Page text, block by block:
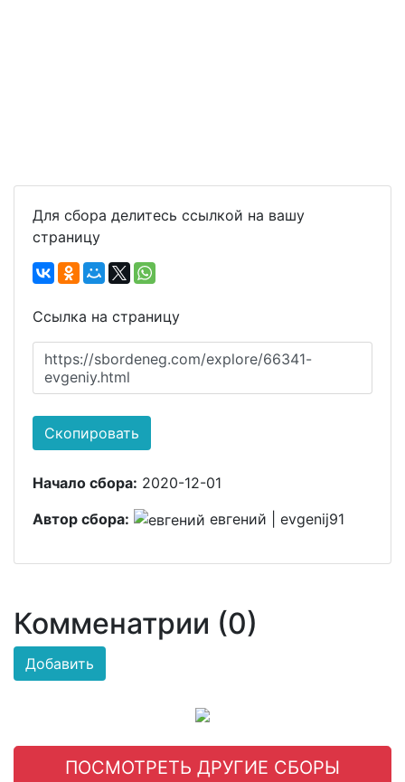
Для сбора делитесь ссылкой на вашу
страницу
Ссылка на страницу
https://sbordeneg.com/explore/66341-
evgeniy.html
Скопировать
Начало сбора: 2020-12-01
Автор сбора:
евгений | evgenij91
Комменатрии (0)
Добавить
ПОСМОТРЕТЬ ДРУГИЕ СБОРЫ